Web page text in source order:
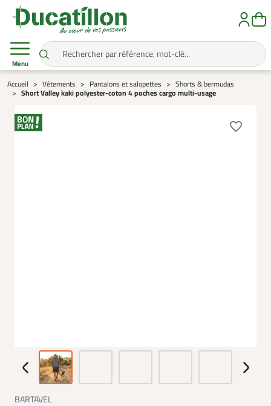
Menu
Accueil Vêtements Pantalons et salopettes Shorts & bermudas
Short Valley kaki polyester-coton 4 poches cargo multi-usage
favorite_border
BARTAVEL